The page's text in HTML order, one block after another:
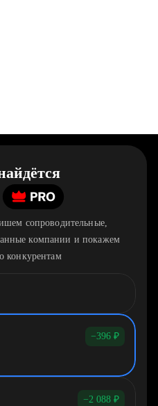
сопроводительные,
компании и покажем
конкурентам
−396 ₽
−2 088 ₽